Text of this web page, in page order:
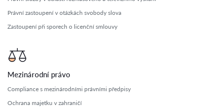
Právní zastoupení v otázkách svobody slova
Zastoupení při sporech o licenční smlouvy
Mezinárodní právo
Compliance s mezinárodními právními předpisy
Ochrana majetku v zahraničí